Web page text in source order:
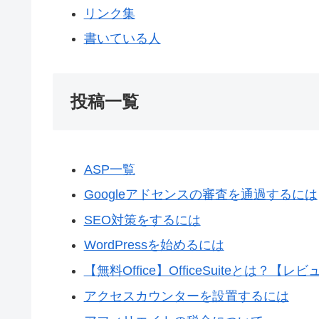
リンク集
書いている人
投稿一覧
ASP一覧
Googleアドセンスの審査を通過するには
SEO対策をするには
WordPressを始めるには
【無料Office】OfficeSuiteとは？【レビ
アクセスカウンターを設置するには